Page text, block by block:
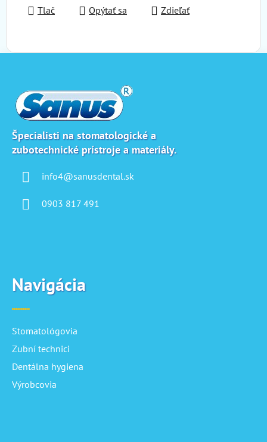
Tlač Opýtať sa Zdieľať
Špecialisti na stomatologické a
zubotechnické prístroje a materiály.
info4@sanusdental.sk
0903 817 491
Navigácia
Stomatológovia
Zubní technici
Dentálna hygiena
Výrobcovia